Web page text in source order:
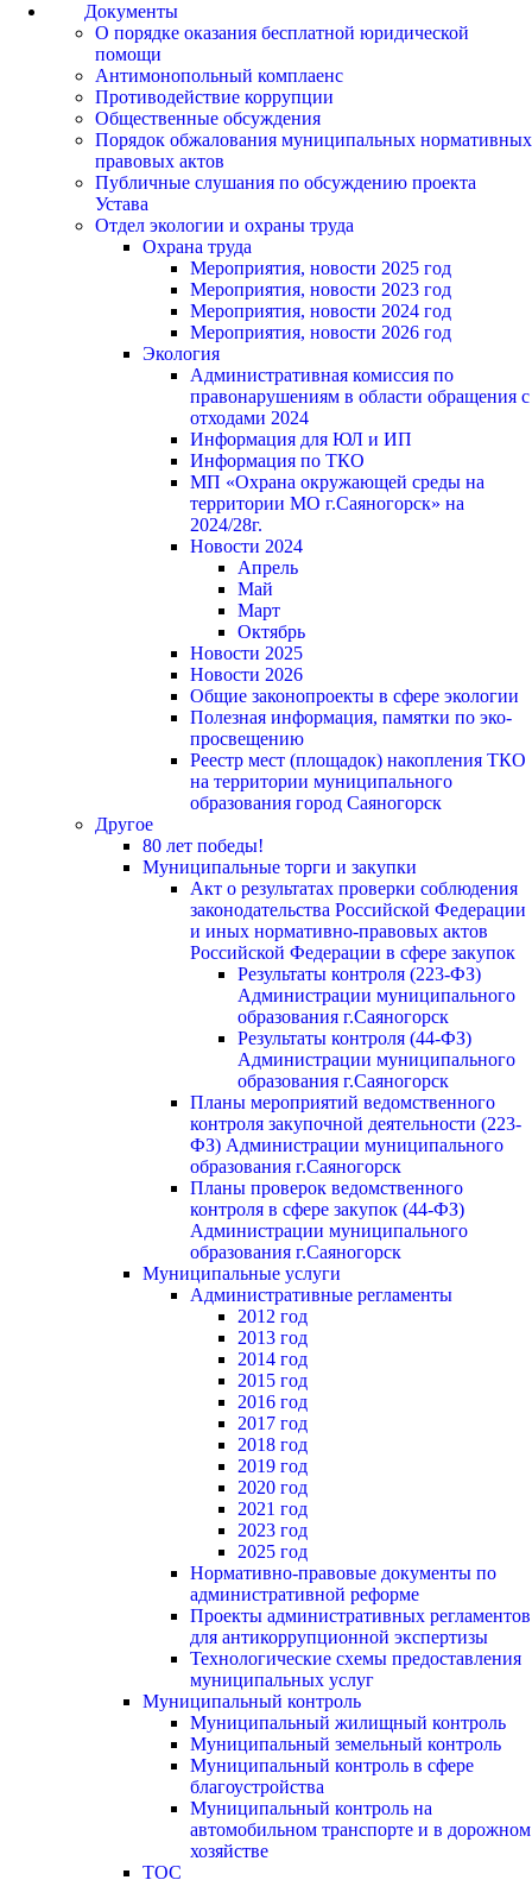
Документы
О порядке оказания бесплатной юридической
помощи
Антимонопольный комплаенс
Противодействие коррупции
Общественные обсуждения
Порядок обжалования муниципальных нормативных
правовых актов
Публичные слушания по обсуждению проекта
Устава
Отдел экологии и охраны труда
Охрана труда
Мероприятия, новости 2025 год
Мероприятия, новости 2023 год
Мероприятия, новости 2024 год
Мероприятия, новости 2026 год
Экология
Административная комиссия по
правонарушениям в области обращения с
отходами 2024
Информация для ЮЛ и ИП
Информация по ТКО
МП «Охрана окружающей среды на
территории МО г.Саяногорск» на
2024/28г.
Новости 2024
Апрель
Май
Март
Октябрь
Новости 2025
Новости 2026
Общие законопроекты в сфере экологии
Полезная информация, памятки по эко-
просвещению
Реестр мест (площадок) накопления ТКО
на территории муниципального
образования город Саяногорск
Другое
80 лет победы!
Муниципальные торги и закупки
Акт о результатах проверки соблюдения
законодательства Российской Федерации
и иных нормативно-правовых актов
Российской Федерации в сфере закупок
Результаты контроля (223-ФЗ)
Администрации муниципального
образования г.Саяногорск
Результаты контроля (44-ФЗ)
Администрации муниципального
образования г.Саяногорск
Планы мероприятий ведомственного
контроля закупочной деятельности (223-
ФЗ) Администрации муниципального
образования г.Саяногорск
Планы проверок ведомственного
контроля в сфере закупок (44-ФЗ)
Администрации муниципального
образования г.Саяногорск
Муниципальные услуги
Административные регламенты
2012 год
2013 год
2014 год
2015 год
2016 год
2017 год
2018 год
2019 год
2020 год
2021 год
2023 год
2025 год
Нормативно-правовые документы по
административной реформе
Проекты административных регламентов
для антикоррупционной экспертизы
Технологические схемы предоставления
муниципальных услуг
Муниципальный контроль
Муниципальный жилищный контроль
Муниципальный земельный контроль
Муниципальный контроль в сфере
благоустройства
Муниципальный контроль на
автомобильном транспорте и в дорожном
хозяйстве
ТОС